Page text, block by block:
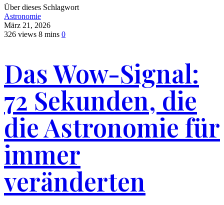
Über dieses Schlagwort
Astronomie
März 21, 2026
326 views 8 mins 0
Das Wow-Signal:
72 Sekunden, die
die Astronomie für
immer
veränderten